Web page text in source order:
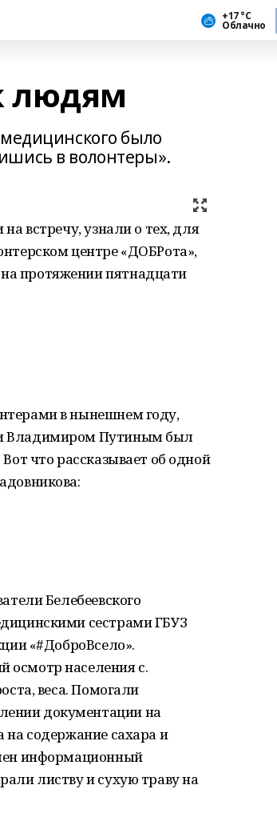
+17 °С
Облачно
людям
было
в волонтеры».
встречу, узнали о тех, для
центре «ДОБРота»,
протяжении пятнадцати
в нынешнем году,
Владимиром Путиным был
что рассказывает об одной
Белебеевского
сестрами ГБУЗ
«#ДоброВсело».
осмотр населения с.
веса. Помогали
документации на
на содержание сахара и
информационный
листву и сухую траву на